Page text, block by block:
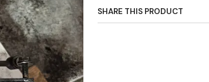
SHARE THIS PRODUCT